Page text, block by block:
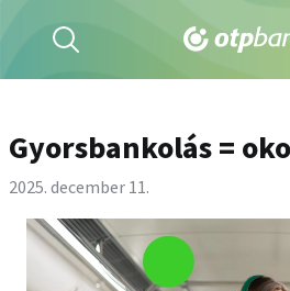
Kereső
kinyitása
Gyorsbankolás =
2025. december 11.